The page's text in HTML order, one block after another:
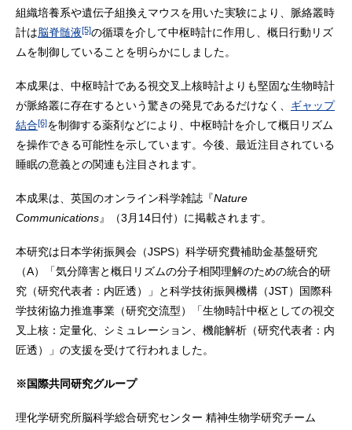
組織培養系や遺伝子組換えマウスを用いた実験により、脈絡叢時
計は脳脊髄液[5]の循環を介して中枢時計に作用し、概日行動リズ
ムを制御していることを明らかにしました。
本成果は、中枢時計である視交叉上核時計よりも堅固な生物時計
が脈絡叢に存在するという驚きの発見であるだけなく、 ギャップ
結合[6]を制御する薬剤などにより、中枢時計を介して概日リズム
を操作できる可能性を示しています。今後、最近注目されている
睡眠の意義との関連も注目されます。
本成果は、英国のオンライン科学雑誌『Nature
Communications』（3月14日付）に掲載されます。
本研究は日本学術振興会（JSPS）科学研究費補助金基盤研究
（A）「気分障害と概日リズムの分子相関理解のための統合的研
究（研究代表者：内匠透）」と科学技術振興機構（JST）国際科
学技術協力推進事業（研究交流型）「生物時計中枢としての視交
叉上核：定量化、シミュレーション、機能解析（研究代表者：内
匠透）」の支援を受けて行われました。
※国際共同研究グループ
理化学研究所脳科学総合研究センター 精神生物学研究チーム